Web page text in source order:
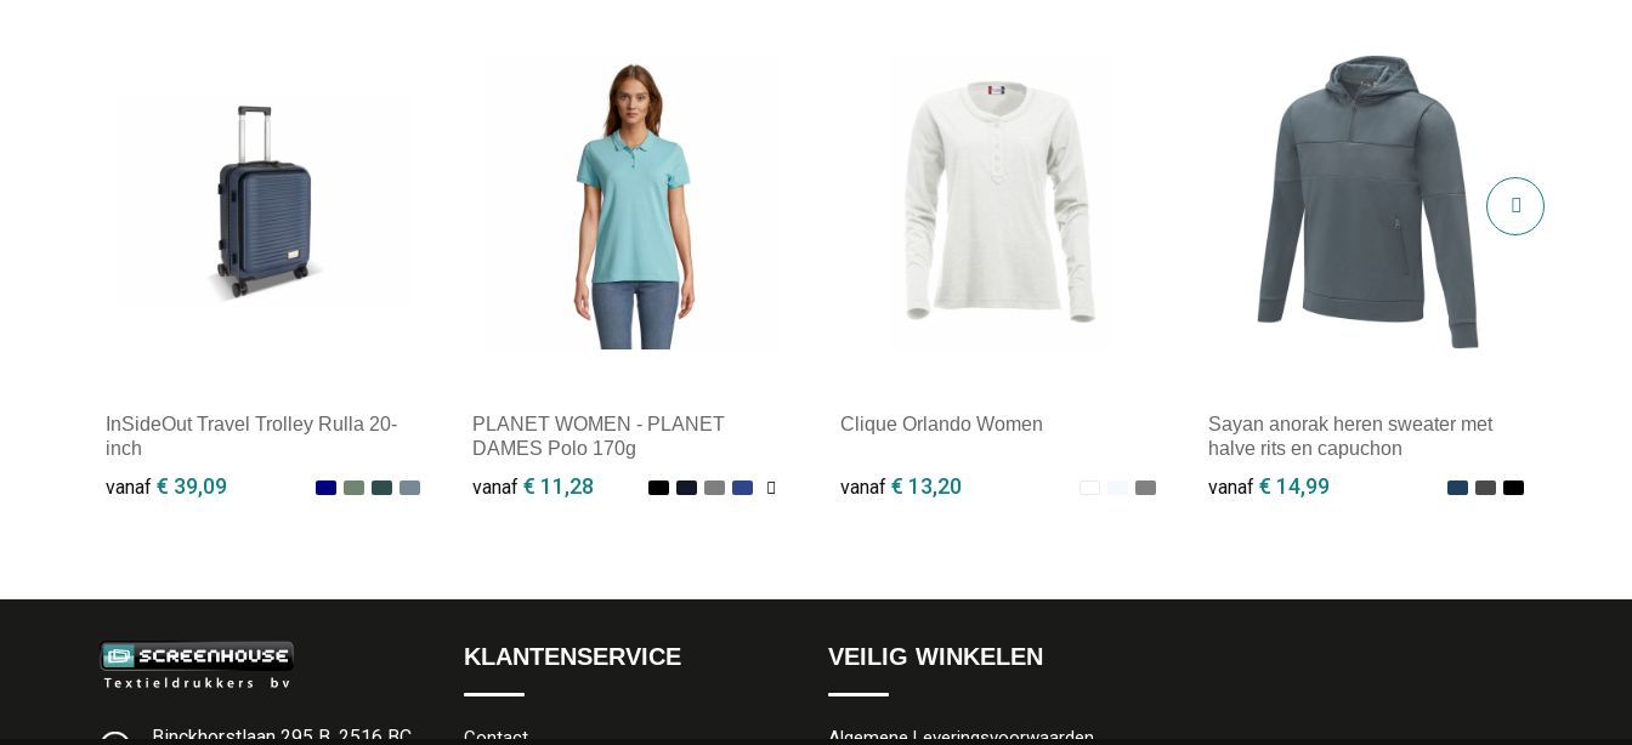
InSideOut Travel Trolley Rulla 20-
inch
vanaf € 39,09
PLANET WOMEN - PLANET
DAMES Polo 170g
vanaf€ 11,28
Clique Orlando Women
vanaf € 13,20
Sayan anorak heren sweater met
halve rits en capuchon
vanaf € 14,99
Binckhorstlaan 295 B, 2516 BC
KLANTENSERVICE
Contact
VEILIG WINKELEN
Algemene Leveringsvoorwaarden